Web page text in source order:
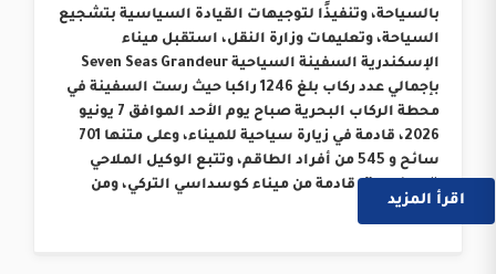
بالسياحة، وتنفيذًا لتوجيهات القيادة السياسية بتشجيع
السياحة، وتعليمات وزارة النقل، استقبل ميناء
الإسكندرية السفينة السياحية Seven Seas Grandeur
بإجمالي عدد ركاب بلغ 1246 راكبا حيث رست السفينة في
محطة الركاب البحرية صباح يوم الأحد الموافق 7 يونيو
2026، قادمة في زيارة سياحية للميناء، وعلى متنها 701
سائح و 545 من أفراد الطاقم، وتتبع الوكيل الملاحي
“دومنيون”، قادمة من ميناء كوسداسي التركي، ومن
المقرر ….
اقرأ المزيد